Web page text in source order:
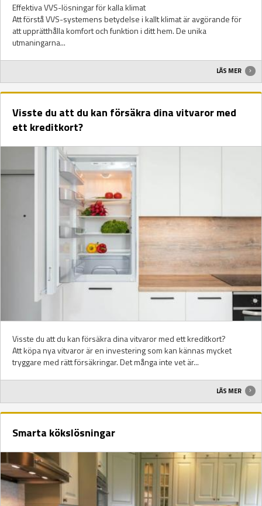
Effektiva VVS-lösningar för kalla klimat
Att förstå VVS-systemens betydelse i kallt klimat är avgörande för
att upprätthålla komfort och funktion i ditt hem. De unika
utmaningarna...
LÄS MER
Visste du att du kan försäkra dina vitvaror med
ett kreditkort?
Visste du att du kan försäkra dina vitvaror med ett kreditkort?
Att köpa nya vitvaror är en investering som kan kännas mycket
tryggare med rätt försäkringar. Det många inte vet är...
LÄS MER
Smarta kökslösningar